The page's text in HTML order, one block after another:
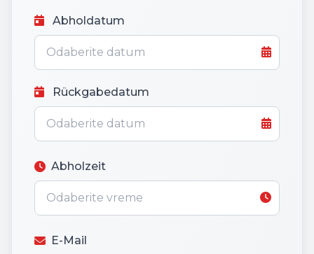
Abholdatum
Rückgabedatum
Abholzeit
E-Mail